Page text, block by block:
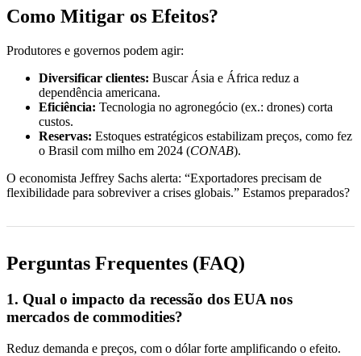
Como Mitigar os Efeitos?
Produtores e governos podem agir:
Diversificar clientes: Buscar Ásia e África reduz a
dependência americana.
Eficiência: Tecnologia no agronegócio (ex.: drones) corta
custos.
Reservas: Estoques estratégicos estabilizam preços, como fez
o Brasil com milho em 2024 (CONAB).
O economista Jeffrey Sachs alerta: “Exportadores precisam de
flexibilidade para sobreviver a crises globais.” Estamos preparados?
Perguntas Frequentes (FAQ)
1. Qual o impacto da recessão dos EUA nos
mercados de commodities?
Reduz demanda e preços, com o dólar forte amplificando o efeito.